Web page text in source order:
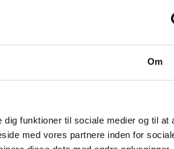
Om
funktioner til sociale medier og til at
med vores partnere inden for